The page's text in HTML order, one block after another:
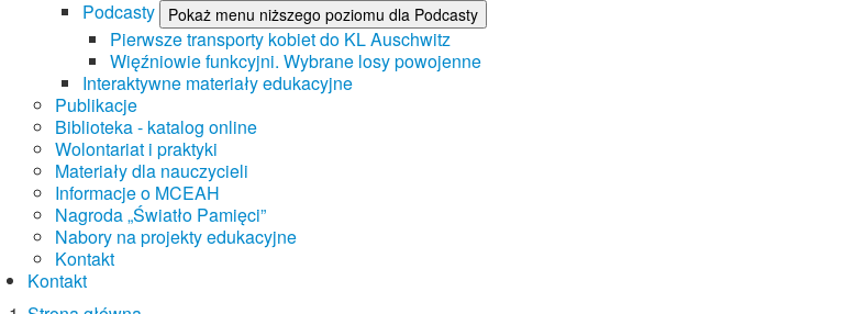
Podcasty
Pokaż menu niższego poziomu dla Podcasty
Pierwsze transporty kobiet do KL Auschwitz
Więźniowie funkcyjni. Wybrane losy powojenne
Interaktywne materiały edukacyjne
Publikacje
Biblioteka - katalog online
Wolontariat i praktyki
Materiały dla nauczycieli
Informacje o MCEAH
Nagroda „Światło Pamięci”
Nabory na projekty edukacyjne
Kontakt
Kontakt